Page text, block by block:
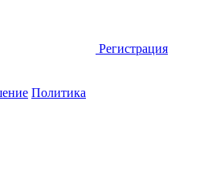
Регистрация
Политика